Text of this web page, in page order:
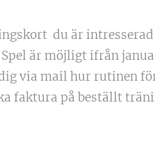
du är
är möjligt ifrån
via mail hur rutinen
faktura på beställt